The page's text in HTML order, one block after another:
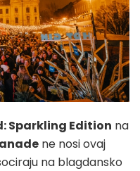
Sparkling Edition na
ne nosi ovaj
na blagdansko